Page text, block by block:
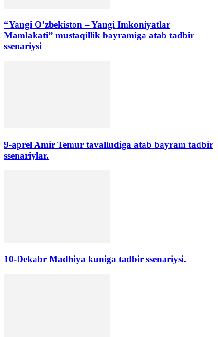
“Yangi O’zbekiston – Yangi Imkoniyatlar
Mamlakati” mustaqillik bayramiga atab tadbir
ssenariysi
9-aprel Amir Temur tavalludiga atab bayram tadbir
ssenariylar.
10-Dekabr Madhiya kuniga tadbir ssenariysi.